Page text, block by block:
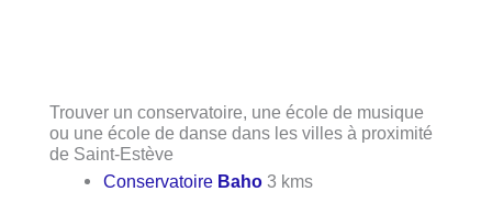
Trouver un conservatoire, une école de musique
ou une école de danse dans les villes à proximité
de Saint-Estève
Conservatoire Baho 3 kms